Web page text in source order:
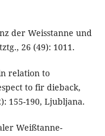
der Weisstanne und
26 (49): 1011.
relation to
to fir dieback,
155-190, Ljubljana.
Weißtanne-